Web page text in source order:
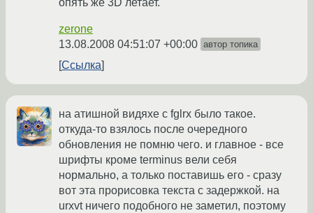
опять же 3D летает.
zerone
13.08.2008 04:51:07 +00:00 автор топика
Ссылка
на атишной видяхе с fglrx было такое.
откуда-то взялось после очередного
обновления не помню чего. и главное - все
шрифты кроме terminus вели себя
нормально, а только поставишь его - сразу
вот эта прорисовка текста с задержкой. на
urxvt ничего подобного не заметил, поэтому